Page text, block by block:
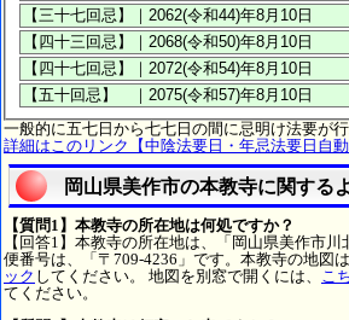
一般的に五七日から七七日の間に忌明け法要が行
詳細はこのリンク【中陰法要日・年忌法要日自
岡山県美作市の本教寺に関する
【質問1】本教寺の所在地は何処ですか？
【回答1】本教寺の所在地は、「岡山県美作市
便番号は、「〒709-4236」です。本教寺の地図は
ック してください。 地図を別窓で開くには、 こ
てください。